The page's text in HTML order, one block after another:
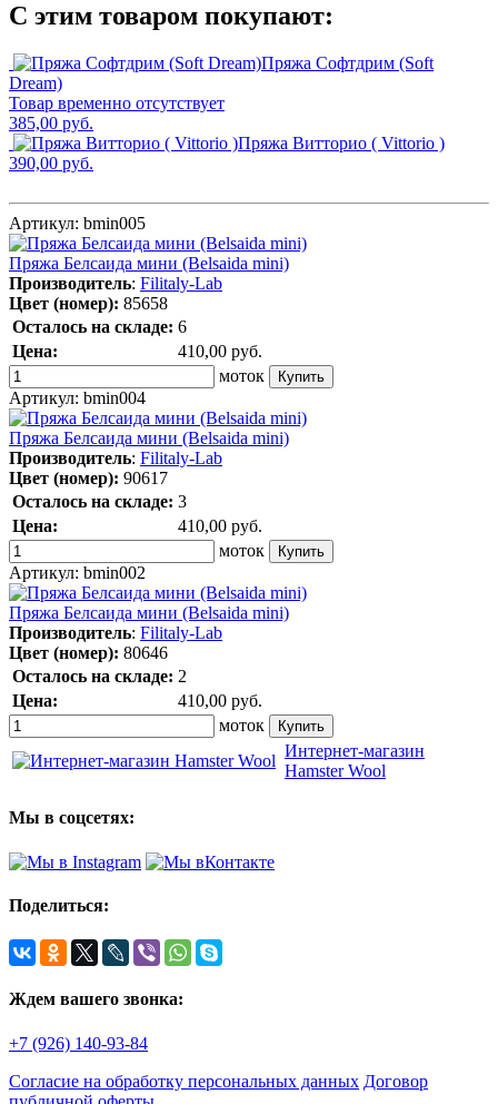
C этим товаром покупают:
Пряжа Софтдрим (Soft
Dream)
Товар временно отсутствует
385,00 руб.
Пряжа Витторио ( Vittorio )
390,00 руб.
Артикул: bmin005
Пряжа Белсаида мини (Belsaida mini)
Производитель: Filitaly-Lab
Цвет (номер): 85658
Осталось на складе: 6
Цена:
410,00 руб.
моток
Артикул: bmin004
Пряжа Белсаида мини (Belsaida mini)
Производитель: Filitaly-Lab
Цвет (номер): 90617
Осталось на складе: 3
Цена:
410,00 руб.
моток
Артикул: bmin002
Пряжа Белсаида мини (Belsaida mini)
Производитель: Filitaly-Lab
Цвет (номер): 80646
Осталось на складе: 2
Цена:
410,00 руб.
моток
Интернет-магазин
Hamster Wool
Мы в соцсетях:
Поделиться:
Ждем вашего звонка:
+7 (926) 140-93-84
Согласие на обработку персональных данных Договор